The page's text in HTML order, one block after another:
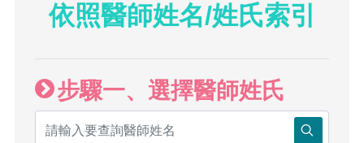
依照醫師姓名/姓氏索引
步驟一、選擇醫師姓氏